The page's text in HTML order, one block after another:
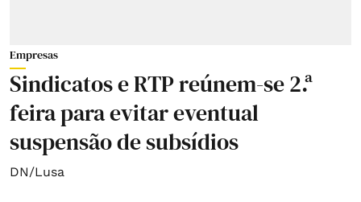
Empresas
Sindicatos e RTP reúnem-se 2.ª
feira para evitar eventual
suspensão de subsídios
DN/Lusa